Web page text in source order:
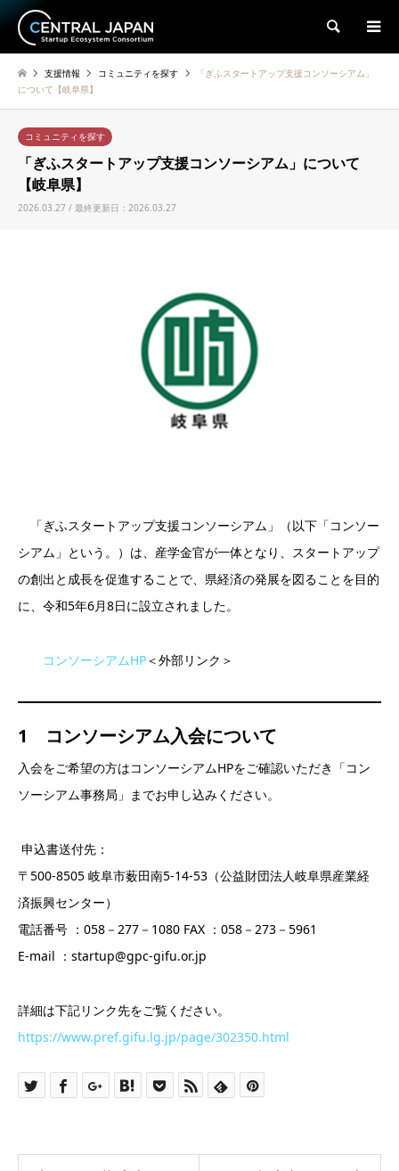
検索
支援情報 コミュニティを探す
「ぎふスタートアップ支援コンソーシアム」
について【岐阜県】
コミュニティを探す
「ぎふスタートアップ支援コンソーシアム」について
【岐阜県】
2026.03.27 / 最終更新日：2026.03.27
「ぎふスタートアップ支援コンソーシアム」（以下「コンソー
シアム」という。）は、産学金官が一体となり、スタートアップ
の創出と成長を促進することで、県経済の発展を図ることを目的
に、令和5年6月8日に設立されました。
コンソーシアムHP＜外部リンク＞
1 コンソーシアム入会について
入会をご希望の方はコンソーシアムHPをご確認いただき「コン
ソーシアム事務局」までお申し込みください。
申込書送付先：
〒500-8505 岐阜市薮田南5-14-53（公益財団法人岐阜県産業経
済振興センター）
電話番号 ：058－277－1080 FAX ：058－273－5961
E-mail ：startup@gpc-gifu.or.jp
詳細は下記リンク先をご覧ください。
https://www.pref.gifu.lg.jp/page/302350.html